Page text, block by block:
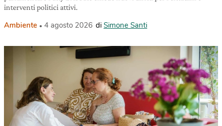
interventi politici attivi.
Ambiente 4 agosto 2026 di Simone Santi